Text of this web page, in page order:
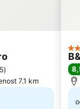
)
7.1 km
3